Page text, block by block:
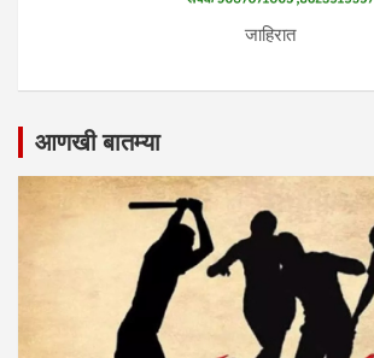
जाहिरात
आणखी बातम्या